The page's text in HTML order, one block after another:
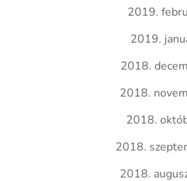
2019.
2019.
2018.
2018.
2018.
2018.
2018.